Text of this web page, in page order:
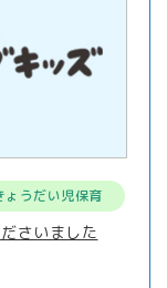
ょうだい児保育
さいました